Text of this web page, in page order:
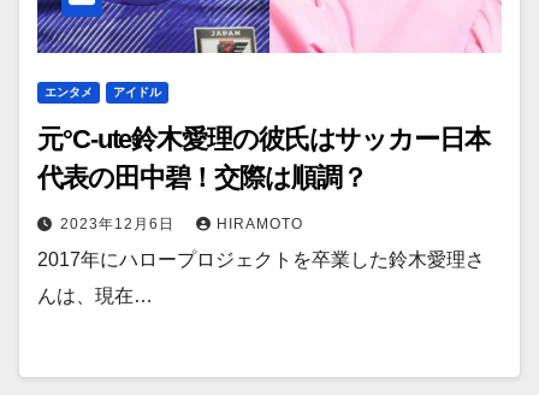
エンタメ アイドル
元°C-ute鈴木愛理の彼氏はサッカー日本
代表の田中碧！交際は順調？
2023年12月6日 HIRAMOTO
2017年にハロープロジェクトを卒業した鈴木愛理さ
んは、現在…